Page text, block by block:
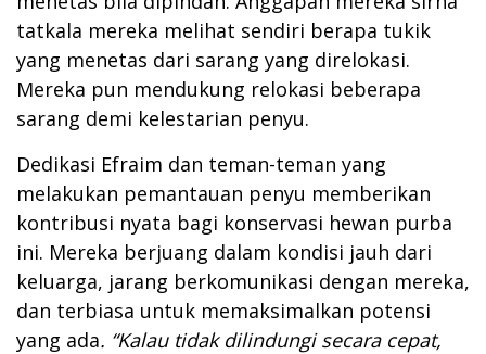
tatkala mereka melihat sendiri berapa tukik
yang menetas dari sarang yang direlokasi.
Mereka pun mendukung relokasi beberapa
sarang demi kelestarian penyu.
Dedikasi Efraim dan teman-teman yang
melakukan pemantauan penyu memberikan
kontribusi nyata bagi konservasi hewan purba
ini. Mereka berjuang dalam kondisi jauh dari
keluarga, jarang berkomunikasi dengan mereka,
dan terbiasa untuk memaksimalkan potensi
yang ada. “Kalau tidak dilindungi secara cepat,